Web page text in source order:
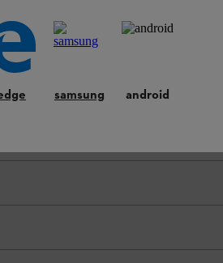
samsung android